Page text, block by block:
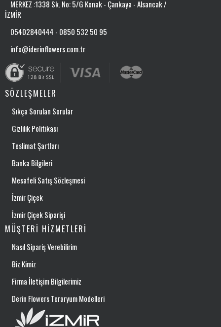
MERKEZ :1338 Sk. No: 5/G Konak - Çankaya - Alsancak /
İZMİR
05402840444 - 0850 532 50 95
info@iderinflowers.com.tr
SÖZLEŞMELER
Sıkça Sorulan Sorular
Gizlilik Politikası
Teslimat Şartları
Banka Bilgileri
Mesafeli Satış Sözleşmesi
İzmir Çiçek
İzmir Çiçek Siparişi
MÜŞTERI HIZMETLERI
Nasıl Sipariş Verebilirim
Biz Kimiz
Firma İletişim Bilgilerimiz
Derin Flowers Teraryum Modelleri